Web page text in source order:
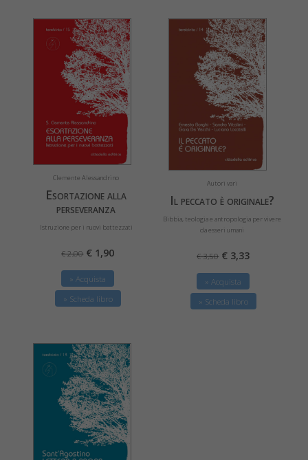
Clemente Alessandrino
Esortazione alla
perseveranza
Istruzione per i nuovi battezzati
€ 2,00 € 1,90
» Acquista
» Scheda libro
Autori vari
Il peccato è originale?
Bibbia, teologia e antropologia per vivere
da esseri umani
€ 3,50 € 3,33
» Acquista
» Scheda libro